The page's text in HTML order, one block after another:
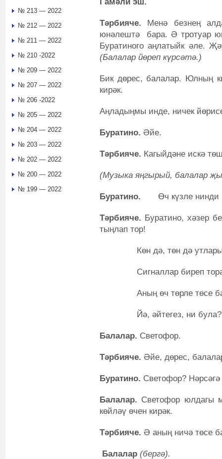
Тәрбияче. Менә безнең
юнәлештә бара. Ә тротуар
Буратиного аңлатыйк әле.
(Балалар йөреп күрсәтә.)
Бик дөрес, балалар. Юлның
кирәк.
Аңладыңмы инде, ничек
Буратино. Әйе.
Тәрбияче. Кагыйдәне искә
(Музыка яңгырый, балалар
Буратино. Өч күзле нинди
Тәрбияче. Буратино, хәзер
тыңлап тор!
Көн дә, төн дә
Сигналлар биреп
Аның өч төрле төсе
Йә, әйтегез, ни була?
Балалар. Светофор.
Тәрбияче. Әйе, дөрес,
Буратино. Светофор? Нәрсәгә
Балалар. Светофор юлдагы
көйләү өчен кирәк.
Тәрбияче. Ә аның ничә төсе
Балалар (бергә).
№ 213 — 2022
№ 212 — 2022
№ 211 — 2022
№ 210 -2022
№ 209 — 2022
№ 207 — 2022
№ 206 -2022
№ 205 — 2022
№ 204 — 2022
№ 203 — 2022
№ 202 — 2022
№ 200 — 2022
№ 199 — 2022